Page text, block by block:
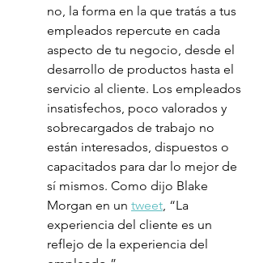
no, la forma en la que tratás a tus
empleados repercute en cada
aspecto de tu negocio, desde el
desarrollo de productos hasta el
servicio al cliente. Los empleados
insatisfechos, poco valorados y
sobrecargados de trabajo no
están interesados, dispuestos o
capacitados para dar lo mejor de
sí mismos. Como dijo Blake
Morgan en un tweet , “La
experiencia del cliente es un
reflejo de la experiencia del